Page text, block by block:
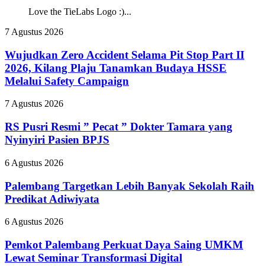
Love the TieLabs Logo :)...
Wujudkan
Accident
Selama
Pit
Stop
II
Kilang
Plaju
Tanamkan
Budaya
HSSE
Melalui
Safety
Campaign
7 Agustus 2026
Wujudkan Zero Accident Selama Pit Stop Part II
2026, Kilang Plaju Tanamkan Budaya HSSE
Melalui Safety Campaign
RS
Resmi
”
Pecat
Dokter
yang
Nyinyiri
BPJS
7 Agustus 2026
RS Pusri Resmi ” Pecat ” Dokter Tamara yang
Nyinyiri Pasien BPJS
Palembang
Lebih
Banyak
Sekolah
Predikat
6 Agustus 2026
Palembang Targetkan Lebih Banyak Sekolah Raih
Predikat Adiwiyata
Pemkot
Perkuat
Daya
Saing
6 Agustus 2026
Pemkot Palembang Perkuat Daya Saing UMKM
Lewat Seminar Transformasi Digital